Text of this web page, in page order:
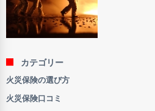
カテゴリー
火災保険の選び方
火災保険口コミ